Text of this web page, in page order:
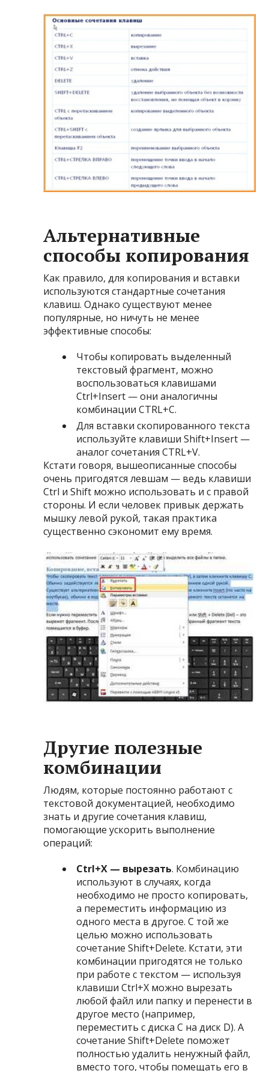
Альтернативные
способы копирования
Как правило, для копирования и вставки
используются стандартные сочетания
клавиш. Однако существуют менее
популярные, но ничуть не менее
эффективные способы:
Чтобы копировать выделенный
текстовый фрагмент, можно
воспользоваться клавишами
Ctrl+Insert — они аналогичны
комбинации CTRL+C.
Для вставки скопированного текста
используйте клавиши Shift+Insert —
аналог сочетания CTRL+V.
Кстати говоря, вышеописанные способы
очень пригодятся левшам — ведь клавиши
Ctrl и Shift можно использовать и с правой
стороны. И если человек привык держать
мышку левой рукой, такая практика
существенно сэкономит ему время.
Другие полезные
комбинации
Людям, которые постоянно работают с
текстовой документацией, необходимо
знать и другие сочетания клавиш,
помогающие ускорить выполнение
операций:
Ctrl+Х — вырезать. Комбинацию
используют в случаях, когда
необходимо не просто копировать,
а переместить информацию из
одного места в другое. С той же
целью можно использовать
сочетание Shift+Delete. Кстати, эти
комбинации пригодятся не только
при работе с текстом — используя
клавиши Ctrl+Х можно вырезать
любой файл или папку и перенести в
другое место (например,
переместить с диска C на диск D). А
сочетание Shift+Delete поможет
полностью удалить ненужный файл,
вместо того, чтобы помещать его в